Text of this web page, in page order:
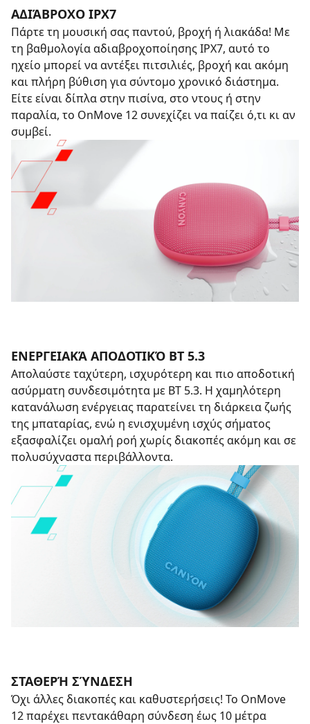
ΑΔΙΆΒΡΟΧΟ IPX7
Πάρτε τη μουσική σας παντού, βροχή ή λιακάδα! Με
τη βαθμολογία αδιαβροχοποίησης IPX7, αυτό το
ηχείο μπορεί να αντέξει πιτσιλιές, βροχή και ακόμη
και πλήρη βύθιση για σύντομο χρονικό διάστημα.
Είτε είναι δίπλα στην πισίνα, στο ντους ή στην
παραλία, το OnMove 12 συνεχίζει να παίζει ό,τι κι αν
συμβεί.
ΕΝΕΡΓΕΙΑΚΆ ΑΠΟΔΟΤΙΚΌ BT 5.3
Απολαύστε ταχύτερη, ισχυρότερη και πιο αποδοτική
ασύρματη συνδεσιμότητα με BT 5.3. Η χαμηλότερη
κατανάλωση ενέργειας παρατείνει τη διάρκεια ζωής
της μπαταρίας, ενώ η ενισχυμένη ισχύς σήματος
εξασφαλίζει ομαλή ροή χωρίς διακοπές ακόμη και σε
πολυσύχναστα περιβάλλοντα.
ΣΤΑΘΕΡΉ ΣΎΝΔΕΣΗ
Όχι άλλες διακοπές και καθυστερήσεις! Το OnMove
12 παρέχει πεντακάθαρη σύνδεση έως 10 μέτρα